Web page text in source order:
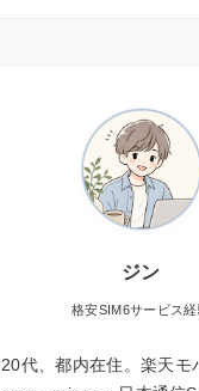
ジン
格安SIM6サービス
20代、都内在住。楽天モ